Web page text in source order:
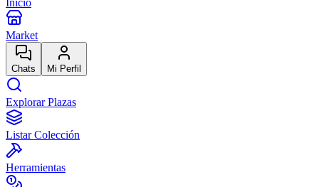
Inicio
Market
Chats Mi Perfil
Explorar Plazas
Listar Colección
Herramientas